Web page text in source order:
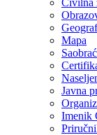
Civilna
Mapa
Javna
Imenik